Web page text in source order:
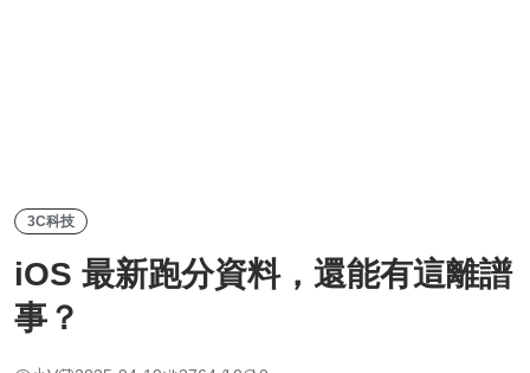
3C科技
iOS 最新跑分資料，還能有這離譜
事？